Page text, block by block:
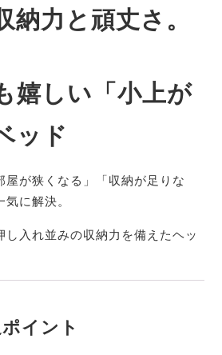
納力と頑丈さ。
嬉しい「小上が
ッド
屋が狭くなる」「収納が足りな
に解決。
し入れ並みの収納力を備えたヘッ
イント